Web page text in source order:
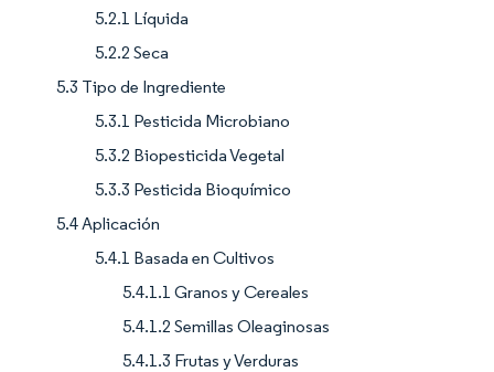
5.2.1 Líquida
5.2.2 Seca
5.3 Tipo de Ingrediente
5.3.1 Pesticida Microbiano
5.3.2 Biopesticida Vegetal
5.3.3 Pesticida Bioquímico
5.4 Aplicación
5.4.1 Basada en Cultivos
5.4.1.1 Granos y Cereales
5.4.1.2 Semillas Oleaginosas
5.4.1.3 Frutas y Verduras